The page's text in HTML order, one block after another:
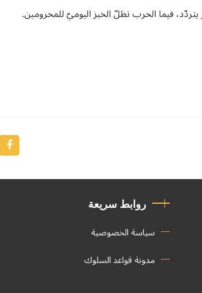
فيما الحرب تظلّ الخبز اليوميّ للمحرومين.
روابط سريعة
سياسة الخصوصية
مدونة قواعد السلوك